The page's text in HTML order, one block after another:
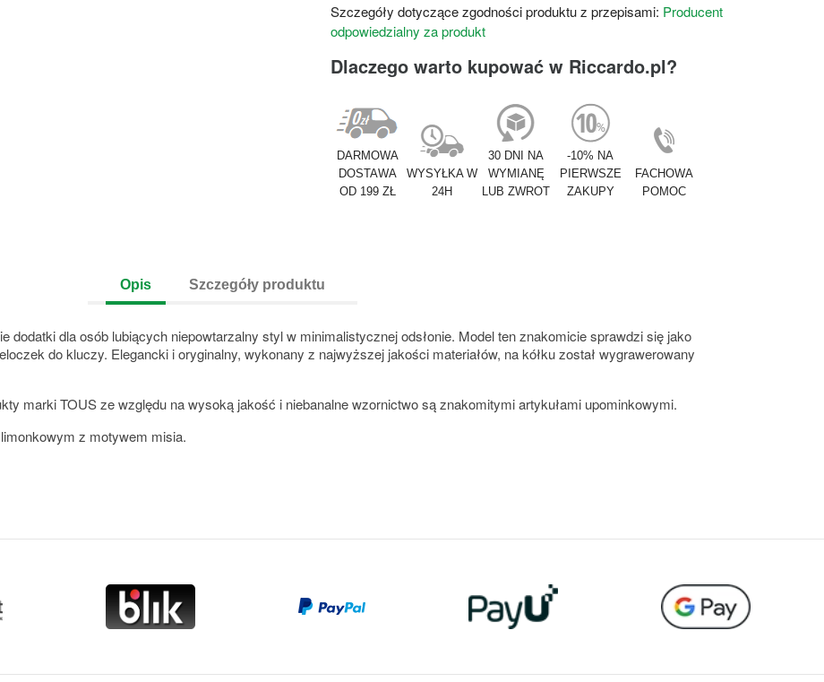
Szczegóły dotyczące zgodności produktu z przepisami: Producent
odpowiedzialny za produkt
Dlaczego warto kupować w Riccardo.pl?
DARMOWA
DOSTAWA
OD 199 ZŁ
WYSYŁKA W
24H
30 DNI NA
WYMIANĘ
LUB ZWROT
-10% NA
PIERWSZE
ZAKUPY
FACHOWA
POMOC
Opis Szczegóły produktu
dodatki dla osób lubiących niepowtarzalny styl w minimalistycznej odsłonie. Model ten znakomicie sprawdzi się jako
do kluczy. Elegancki i oryginalny, wykonany z najwyższej jakości materiałów, na kółku został wygrawerowany
marki TOUS ze względu na wysoką jakość i niebanalne wzornictwo są znakomitymi artykułami upominkowymi.
z motywem misia.